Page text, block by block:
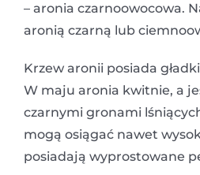
– aronia czarnoowocowa.
aronią czarną lub
Krzew aronii posiada
W maju aronia kwitnie, a
czarnymi gronami
mogą osiągać nawet
posiadają wyprostowane